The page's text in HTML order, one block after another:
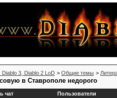
3, Diablo 2 LoD > Общие темы >
в Ставрополе недорого
чат Пользователи